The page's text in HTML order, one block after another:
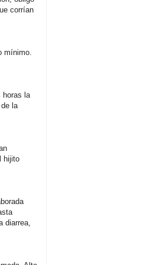
corrían
mínimo.
horas la
la
hijito
diarrea,